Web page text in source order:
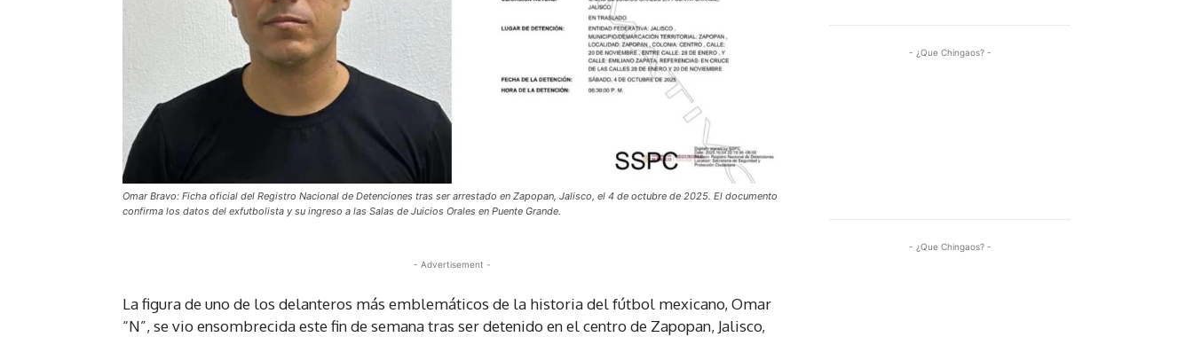
Omar Bravo: Ficha oficial del Registro Nacional de Detenciones tras ser arrestado en Zapopan, Jalisco, el 4 de octubre de 2025. El documento
confirma los datos del exfutbolista y su ingreso a las Salas de Juicios Orales en Puente Grande.
- Advertisement -
La figura de uno de los delanteros más emblemáticos de la historia del fútbol mexicano, Omar
“N”, se vio ensombrecida este fin de semana tras ser detenido en el centro de Zapopan, Jalisco,
- ¿Que Chingaos? -
- ¿Que Chingaos? -